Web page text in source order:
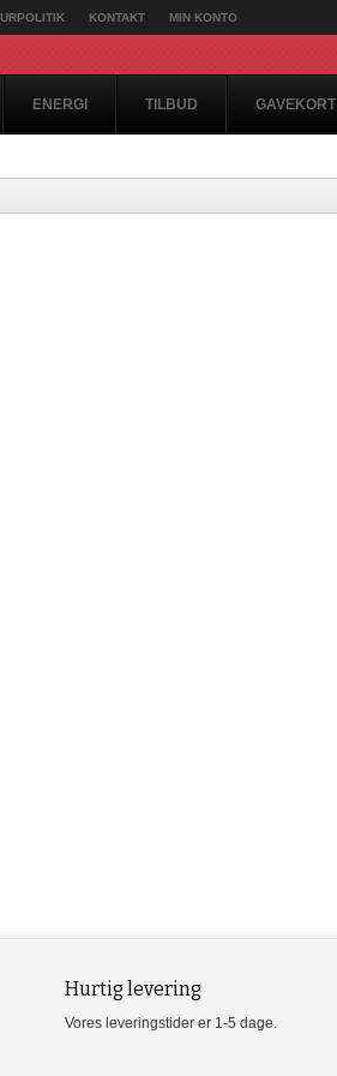
KONTAKT MIN KONTO
ENERGI TILBUD GAVEKORT
Hurtig levering
Vores leveringstider er 1-5 dage.